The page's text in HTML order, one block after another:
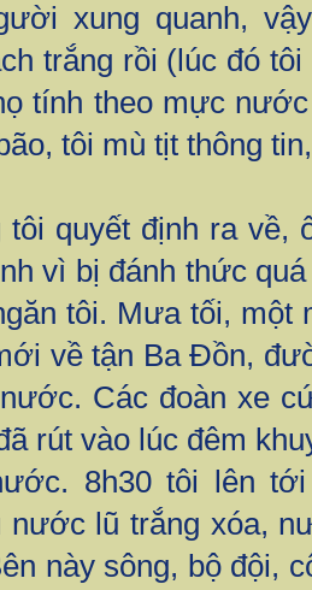
xung quanh,
trắng rồi (lúc đó tôi
tính theo mực
tôi mù tịt thông
tôi quyết định ra về,
vì bị đánh thức
tôi. Mưa tối, một
về tận Ba Đồn,
Các đoàn xe
rút vào lúc đêm
8h30 tôi lên
nước lũ trắng xóa,
này sông, bộ đội,